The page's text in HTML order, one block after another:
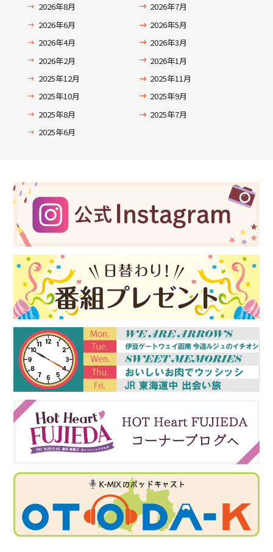
2026年8月
2026年7月
2026年6月
2026年5月
2026年4月
2026年3月
2026年2月
2026年1月
2025年12月
2025年11月
2025年10月
2025年9月
2025年8月
2025年7月
2025年6月